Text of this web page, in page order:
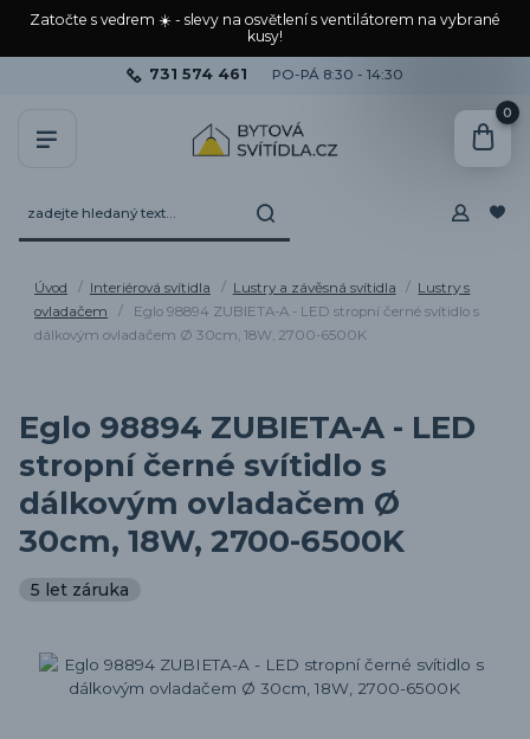
Zatočte s vedrem ☀️ - slevy na osvětlení s ventilátorem na vybrané
kusy!
731 574 461 PO-PÁ 8:30 - 14:30
0
Úvod Interiérová svítidla Lustry a závěsná svítidla
Lustry s
ovladačem
Eglo 98894 ZUBIETA-A - LED stropní černé svítidlo s
dálkovým ovladačem Ø 30cm, 18W, 2700-6500K
Eglo 98894 ZUBIETA-A - LED
stropní černé svítidlo s
dálkovým ovladačem Ø
30cm, 18W, 2700-6500K
5 let záruka